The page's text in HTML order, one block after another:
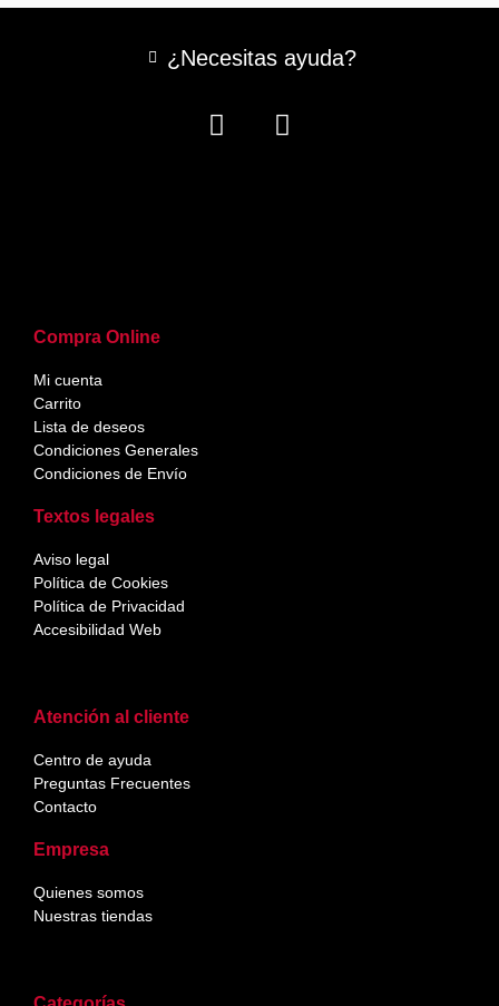
Atención al cliente
Centro de ayuda
Preguntas Frecuentes
Contacto
Empresa
Quienes somos
Nuestras tiendas
Compra Online
Mi cuenta
Carrito
Lista de deseos
Condiciones Generales
Condiciones de Envío
Textos legales
Aviso legal
Política de Cookies
Política de Privacidad
Accesibilidad Web
¿Necesitas ayuda?